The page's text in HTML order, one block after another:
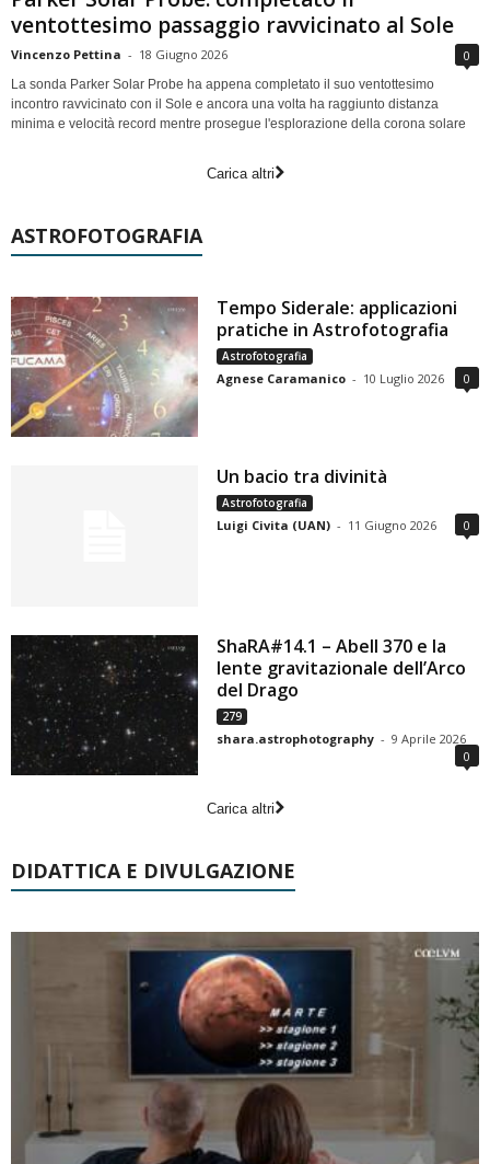
ventottesimo passaggio ravvicinato al Sole
Vincenzo Pettina - 18 Giugno 2026 0
La sonda Parker Solar Probe ha appena completato il suo ventottesimo
incontro ravvicinato con il Sole e ancora una volta ha raggiunto distanza
minima e velocità record mentre prosegue l'esplorazione della corona solare
Carica altri
ASTROFOTOGRAFIA
Tempo Siderale: applicazioni
pratiche in Astrofotografia
Astrofotografia
Agnese Caramanico - 10 Luglio 2026 0
Un bacio tra divinità
Astrofotografia
Luigi Civita (UAN) - 11 Giugno 2026 0
ShaRA#14.1 – Abell 370 e la
lente gravitazionale dell’Arco
del Drago
279
shara.astrophotography - 9 Aprile 2026
0
Carica altri
DIDATTICA E DIVULGAZIONE